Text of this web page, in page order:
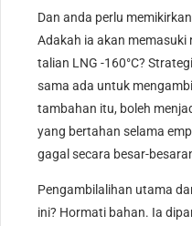
Dan anda perlu
Adakah ia akan memasuki
talian LNG -160°C?
sama ada untuk
tambahan itu, boleh
yang bertahan selama
gagal secara besar-
Pengambilalihan utama
ini? Hormati bahan. Ia